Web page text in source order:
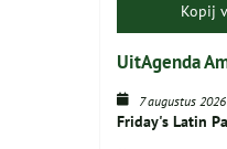
Kopij
UitAgenda
7 augustus 2026
Friday's Latin